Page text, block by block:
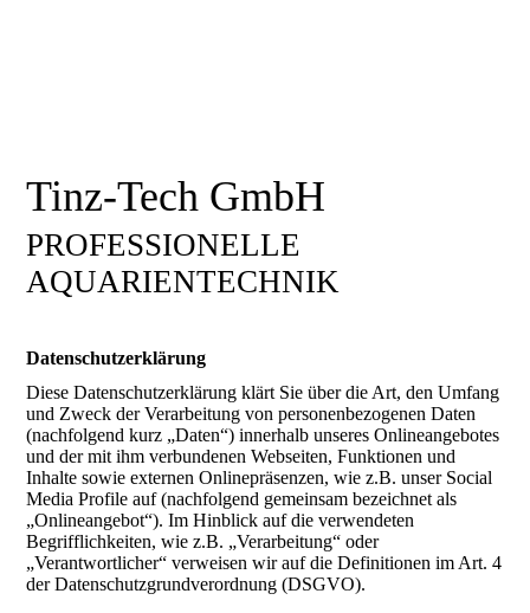
Tinz-Tech GmbH
PROFESSIONELLE
AQUARIENTECHNIK
Datenschutzerklärung
Diese Datenschutzerklärung klärt Sie über die Art, den Umfang
und Zweck der Verarbeitung von personenbezogenen Daten
(nachfolgend kurz „Daten“) innerhalb unseres Onlineangebotes
und der mit ihm verbundenen Webseiten, Funktionen und
Inhalte sowie externen Onlinepräsenzen, wie z.B. unser Social
Media Profile auf (nachfolgend gemeinsam bezeichnet als
„Onlineangebot“). Im Hinblick auf die verwendeten
Begrifflichkeiten, wie z.B. „Verarbeitung“ oder
„Verantwortlicher“ verweisen wir auf die Definitionen im Art. 4
der Datenschutzgrundverordnung (DSGVO).